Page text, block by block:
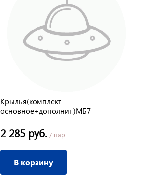
Крылья(комплект
основное+дополнит.)МБ7
2 285 руб. / пар
В корзину